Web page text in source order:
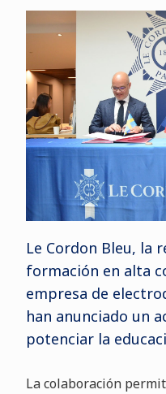
Le Cordon Bleu, la
formación en alta
empresa de
han anunciado un
potenciar la
La colaboración